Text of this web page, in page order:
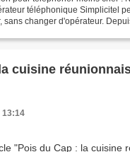
téléphonique Simplicitel
sans changer d'opérateur.
cuisine
13:14